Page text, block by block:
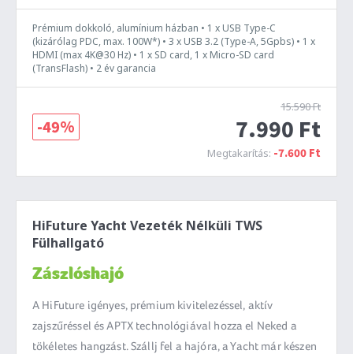
Prémium dokkoló, alumínium házban • 1 x USB Type-C
(kizárólag PDC, max. 100W*) • 3 x USB 3.2 (Type-A, 5Gpbs) • 1 x
HDMI (max 4K@30 Hz) • 1 x SD card, 1 x Micro-SD card
(TransFlash) • 2 év garancia
15.590 Ft
7.990 Ft
Megtakarítás: -7.600 Ft
-49%
HiFuture Yacht Vezeték Nélküli TWS
Fülhallgató
Zászlóshajó
A HiFuture igényes, prémium kivitelezéssel, aktív
zajszűréssel és APTX technológiával hozza el Neked a
tökéletes hangzást. Szállj fel a hajóra, a Yacht már készen